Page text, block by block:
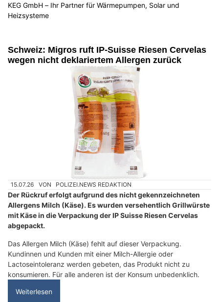
KEG GmbH – Ihr Partner für Wärmepumpen, Solar und
Heizsysteme
Schweiz: Migros ruft IP-Suisse Riesen Cervelas
wegen nicht deklariertem Allergen zurück
15.07.26 VON POLIZEI.NEWS REDAKTION
Der Rückruf erfolgt aufgrund des nicht gekennzeichneten
Allergens Milch (Käse). Es wurden versehentlich Grillwürste
mit Käse in die Verpackung der IP Suisse Riesen Cervelas
abgepackt.
Das Allergen Milch (Käse) fehlt auf dieser Verpackung.
Kundinnen und Kunden mit einer Milch-Allergie oder
Lactoseintoleranz werden gebeten, das Produkt nicht zu
konsumieren. Für alle anderen ist der Konsum unbedenklich.
Weiterlesen